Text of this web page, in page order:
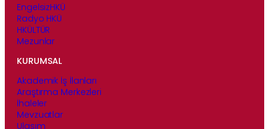
EngelsizHKÜ
Radyo HKÜ
HKÜLTÜR
Mezunlar
KURUMSAL
Akademik İş İlanları
Araştırma Merkezleri
İhaleler
Mevzuatlar
Ulaşım